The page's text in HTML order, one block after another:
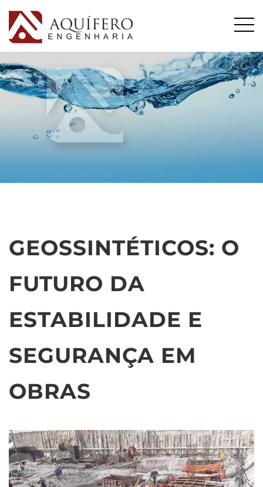
GEOSSINTÉTICOS: O
FUTURO DA
ESTABILIDADE E
SEGURANÇA EM
OBRAS